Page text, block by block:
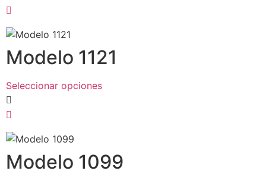
Modelo 1121
Seleccionar opciones
Modelo 1099